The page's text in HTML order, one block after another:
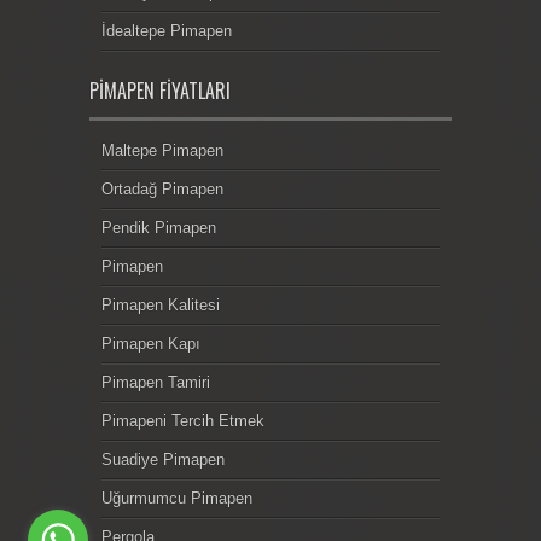
İdealtepe Pimapen
PIMAPEN FIYATLARI
Maltepe Pimapen
Ortadağ Pimapen
Pendik Pimapen
Pimapen
Pimapen Kalitesi
Pimapen Kapı
Pimapen Tamiri
Pimapeni Tercih Etmek
Suadiye Pimapen
Uğurmumcu Pimapen
Pergola